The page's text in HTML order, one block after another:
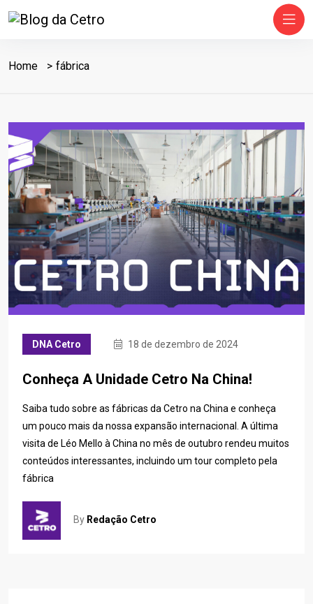
Home fábrica
DNA Cetro 18 de dezembro de 2024
Conheça A Unidade Cetro Na China!
Saiba tudo sobre as fábricas da Cetro na China e conheça
um pouco mais da nossa expansão internacional. A última
visita de Léo Mello à China no mês de outubro rendeu muitos
conteúdos interessantes, incluindo um tour completo pela
fábrica
By Redação Cetro